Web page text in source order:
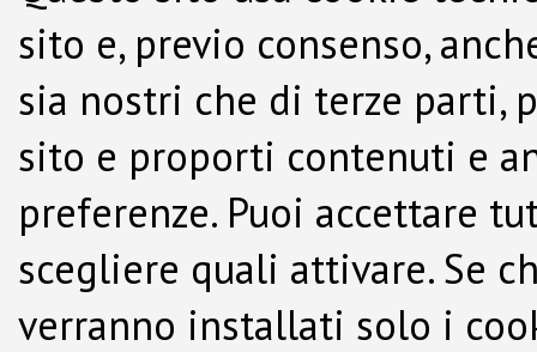
sito e, previo consenso,
sia nostri che di terze parti,
sito e proporti contenuti e
preferenze. Puoi accettare
scegliere quali attivare. Se
verranno installati solo i